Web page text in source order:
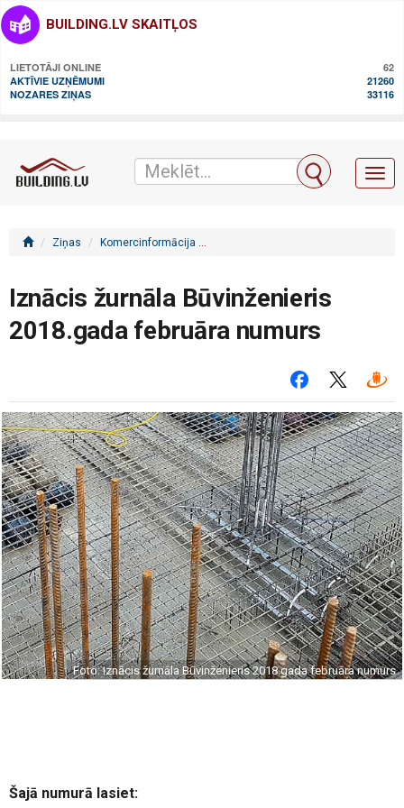
BUILDING.LV SKAITĻOS
LIETOTĀJI ONLINE
62
AKTĪVIE UZŅĒMUMI
21260
NOZARES ZIŅAS
33116
Ziņas Komercinformācija
Iznācis žurnāla Būvinženieris
2018.gada februāra numurs
Foto: Iznācis žurnāla Būvinženieris 2018.gada februāra numurs
Šajā numurā lasiet: